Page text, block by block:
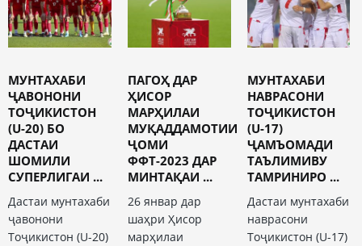
МУНТАХАБИ
ҶАВОНОНИ
ТОҶИКИСТОН
(U-20) БО
ДАСТАИ
ШОМИЛИ
СУПЕРЛИГАИ ...
Дастаи мунтахаби
ҷавонони
Тоҷикистон (U-20)
ПАГОҲ ДАР
ҲИСОР
МАРҲИЛАИ
МУҚАДДАМОТИИ
ҶОМИ
ФФТ-2023 ДАР
МИНТАҚАИ ...
26 январ дар
шаҳри Ҳисор
марҳилаи
МУНТАХАБИ
НАВРАСОНИ
ТОҶИКИСТОН
(U-17)
ҶАМЪОМАДИ
ТАЪЛИМИВУ
ТАМРИНИРО ...
Дастаи мунтахаби
наврасони
Тоҷикистон (U-17)